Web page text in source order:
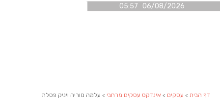
06/08/2026 05:57
דף הבית > עסקים > אינדקס עסקים מרחבי > עלמה מוריה ויניק פסלת